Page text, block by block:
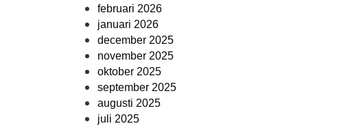
februari 2026
januari 2026
december 2025
november 2025
oktober 2025
september 2025
augusti 2025
juli 2025